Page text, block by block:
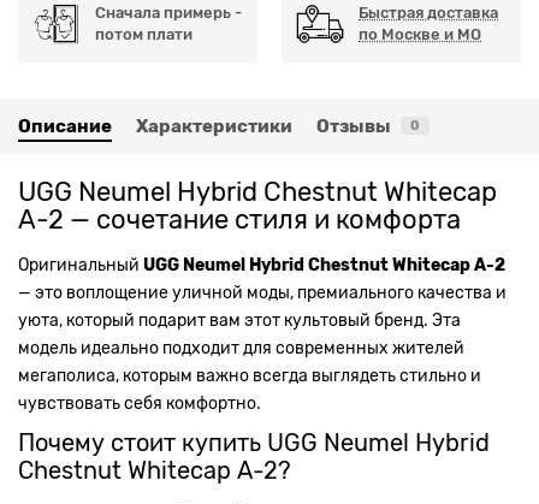
Сначала примерь -
потом плати
Быстрая доставка
по Москве и МО
Описание Характеристики Отзывы 0
UGG Neumel Hybrid Chestnut Whitecap
А-2 — сочетание стиля и комфорта
Оригинальный UGG Neumel Hybrid Chestnut Whitecap А-2
— это воплощение уличной моды, премиального качества и
уюта, который подарит вам этот культовый бренд. Эта
модель идеально подходит для современных жителей
мегаполиса, которым важно всегда выглядеть стильно и
чувствовать себя комфортно.
Почему стоит купить UGG Neumel Hybrid
Chestnut Whitecap А-2?